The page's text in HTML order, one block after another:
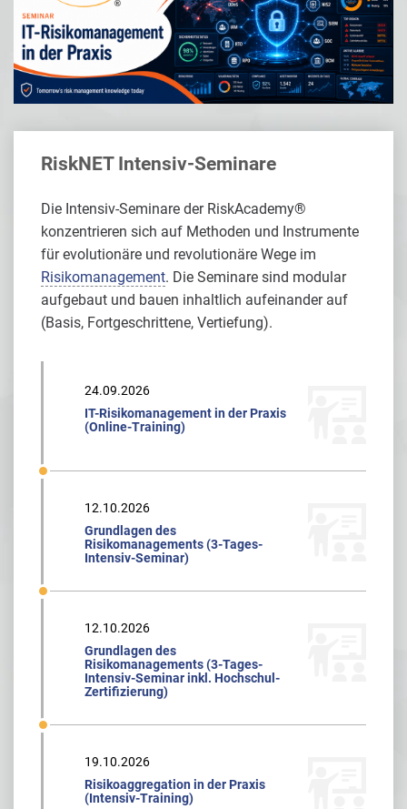
RiskNET Intensiv-Seminare
Die Intensiv-Seminare der RiskAcademy®
konzentrieren sich auf Methoden und Instrumente
für evolutionäre und revolutionäre Wege im
Risikomanagement. Die Seminare sind modular
aufgebaut und bauen inhaltlich aufeinander auf
(Basis, Fortgeschrittene, Vertiefung).
24.09.2026
IT-Risikomanagement in der Praxis
(Online-Training)
12.10.2026
Grundlagen des
Risikomanagements (3-Tages-
Intensiv-Seminar)
12.10.2026
Grundlagen des
Risikomanagements (3-Tages-
Intensiv-Seminar inkl. Hochschul-
Zertifizierung)
19.10.2026
Risikoaggregation in der Praxis
(Intensiv-Training)